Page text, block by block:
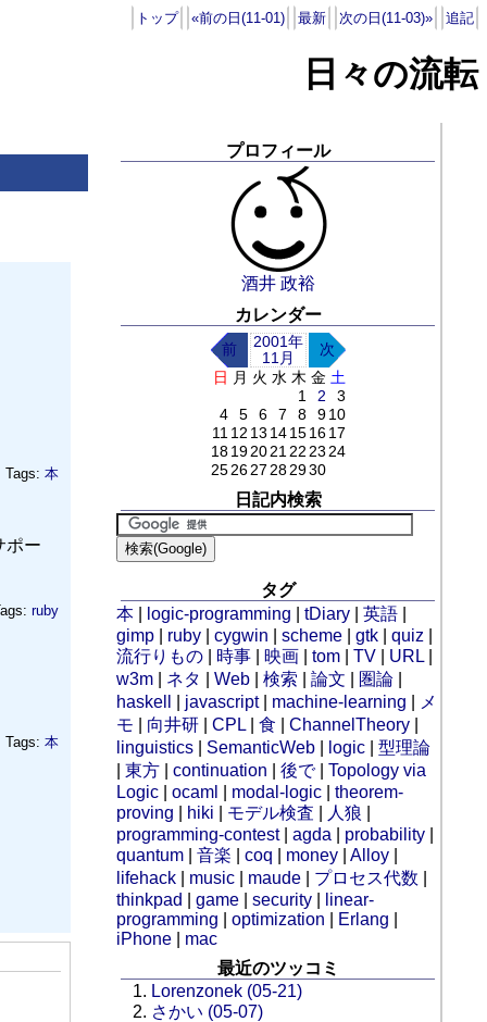
トップ «前の日(11-01) 最新 次の日(11-03)» 追記
日々の流転
Tags: 本
ポー
ruby
Tags: 本
プロフィール
酒井 政裕
カレンダー
前
2001年
11月
次
日 月 火 水 木 金 土
1
2
3
4
5 6 7 8 9 10
11 12 13 14 15 16 17
18 19 20 21 22 23 24
25 26 27 28 2930
日記内検索
タグ
本
logic-programming |tDiary |英語
gimp
ruby |cygwin |scheme |gtk |quiz
流行りもの
時事 映画 |tom |TV URL
w3m
ネタ |Web |検索 |論文 圏論
haskell
javascript| machine-learning
メ
モ
向井研 |CPL |食 |ChannelTheory
linguistics
SemanticWeb logic |型理論
|東方 |continuation |後で|Topology via
Logic |ocaml modal-logic |theorem-
proving
hiki モデル検査 人狼
programming-contest|agda probability
quantum |音楽 |coq money |Alloy
lifehack
music maude プロセス代数
thinkpad
|game |security
linear-
programming |optimization Erlang
iPhone
mac
最近のツッコミ
Lorenzonek (05-21)
さかい (05-07)